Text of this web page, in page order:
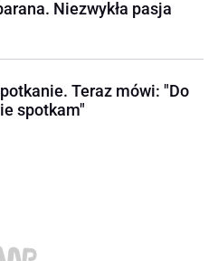
Niezwykła pasja
Teraz mówi: "Do
spotkam"